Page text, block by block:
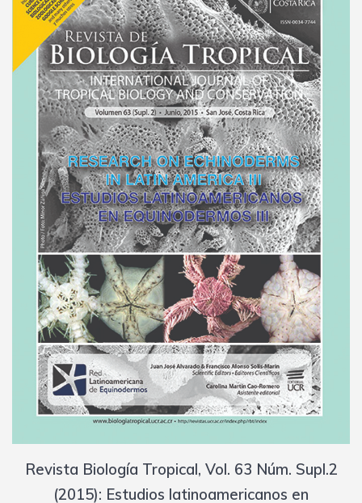
Revista Biología Tropical, Vol. 63 Núm. Supl.2
(2015): Estudios latinoamericanos en